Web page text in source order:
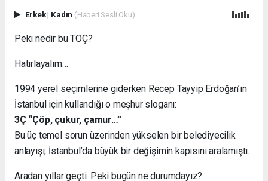
Erkek| Kadın (Haberi Sesli Oku)
Peki nedir bu TOÇ?
Hatırlayalım…
1994 yerel seçimlerine giderken Recep Tayyip Erdoğan’ın
İstanbul için kullandığı o meşhur sloganı:
3Ç “Çöp, çukur, çamur…”
Bu üç temel sorun üzerinden yükselen bir belediyecilik
anlayışı, İstanbul’da büyük bir değişimin kapısını aralamıştı.
Aradan yıllar geçti. Peki bugün ne durumdayız?